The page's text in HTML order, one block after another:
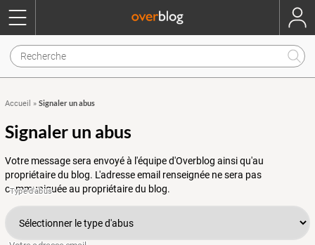
Accueil » Signaler un abus
Signaler un abus
Votre message sera envoyé à l'équipe d'Overblog ainsi qu'au
propriétaire du blog. L'adresse email renseignée ne sera pas
communiquée au propriétaire du blog.